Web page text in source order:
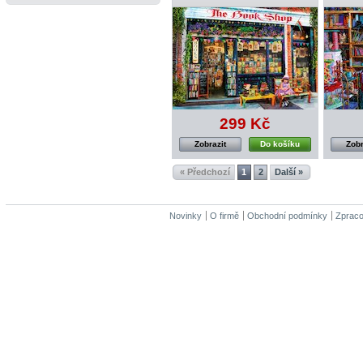
299 Kč
Do košíku
Zobrazit
« Předchozí 1 2 Další »
Novinky O firmě Obchodní podmínky